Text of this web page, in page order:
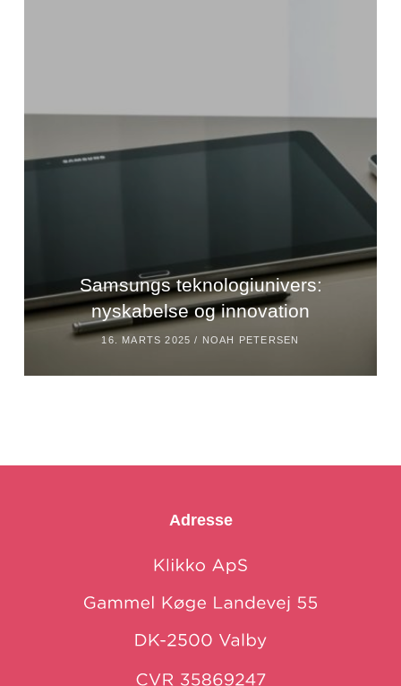
Samsungs teknologiunivers:
nyskabelse og innovation
16. MARTS 2025 / NOAH PETERSEN
Adresse